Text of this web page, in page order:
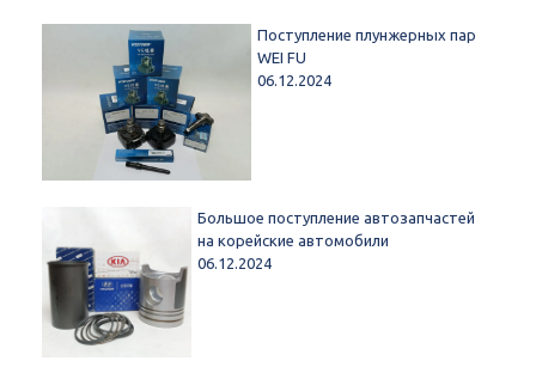
Поступление плунжерных пар
WEI FU
06.12.2024
Большое поступление автозапчастей
на корейские автомобили
06.12.2024